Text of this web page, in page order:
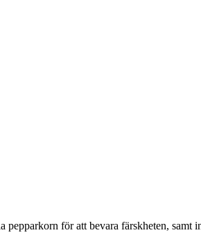
för att bevara färskheten, samt